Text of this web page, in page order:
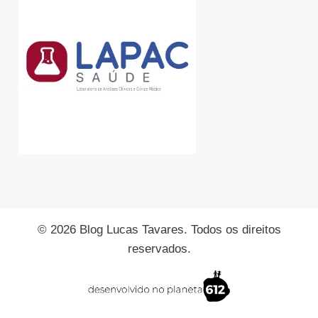
© 2026 Blog Lucas Tavares. Todos os direitos
reservados.